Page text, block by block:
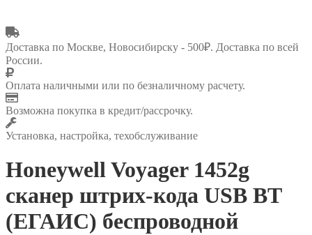
Доставка по Москве, Новосибирску - 500₽. Доставка по всей
России.
Оплата наличными или по безналичному расчету.
Возможна покупка в кредит/рассрочку.
Установка, настройка, техобслуживание
Honeywell Voyager 1452g
cканер штрих-кода USB BT
(ЕГАИС) беспроводной